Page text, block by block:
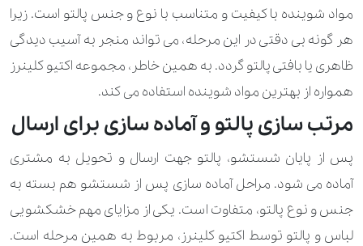
پرده پارچه‌ای با آستر (متر مربع)
پرده پارچه‌ای بدون آستر (متر مربع) 60.000 تومان 90.000 تومان
پرده زبرا 3 متر 1.260.000 تومان
پرده زبرا تا 2 متر
مواد شوینده با کیفیت و متناسب با نوع و جنس پالتو است. زیرا
هر گونه بی دقتی در این مرحله، می تواند منجر به آسیب دیدگی
ظاهری یا بافتی پالتو گردد. به همین خاطر، مجموعه اکتیو کلینرز
همواره از بهترین مواد شوینده استفاده می کند.
مرتب سازی پالتو و آماده سازی برای ارسال
پس از پایان شستشو، پالتو جهت ارسال و تحویل به مشتری
آماده می شود. مراحل آماده سازی پس از شستشو هم بسته به
جنس و نوع پالتو، متفاوت است. یکی از مزایای مهم خشکشویی
لباس و پالتو توسط اکتیو کلینرز، مربوط به همین مرحله است.